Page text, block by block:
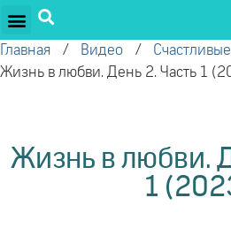
Главная / Видео /
Жизнь в любви. День 2. Часть 1
Жизнь в любви.
1